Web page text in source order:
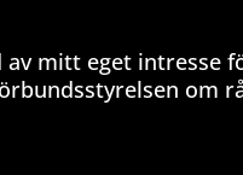
av mitt eget intresse
om